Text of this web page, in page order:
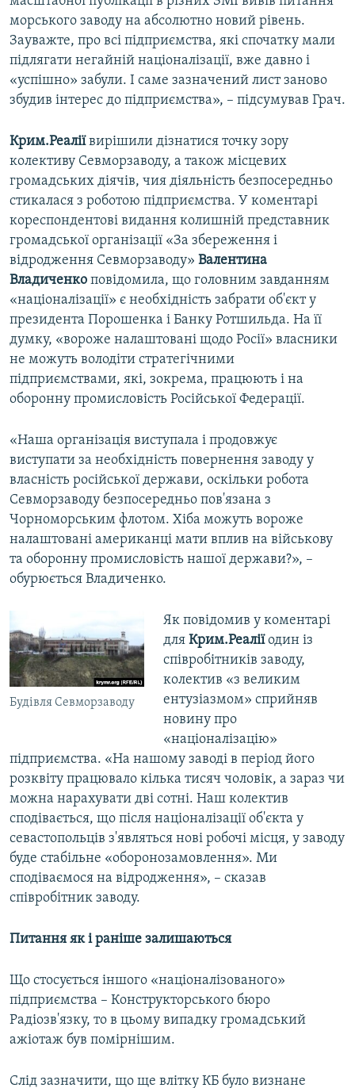
морського заводу на абсолютно новий рівень.
Зауважте, про всі підприємства, які спочатку мали
підлягати негайній націоналізації, вже давно і
«успішно» забули. І саме зазначений лист заново
збудив інтерес до підприємства», – підсумував Грач.
Крим.Реаліївирішили дізнатися точку зору
колективу Севморзаводу, а також місцевих
громадських діячів, чия діяльність безпосередньо
стикалася з роботою підприємства. У коментарі
кореспондентові видання колишній представник
громадської організації «За збереження і
відродження Севморзаводу» Валентина
Владиченко повідомила, що головним завданням
«націоналізації» є необхідність забрати об'єкт у
президента Порошенка і Банку Ротшильда. На її
думку, «вороже налаштовані щодо Росії» власники
не можуть володіти стратегічними
підприємствами, які, зокрема, працюють і на
оборонну промисловість Російської Федерації.
«Наша організація виступала і продовжує
виступати за необхідність повернення заводу у
власність російської держави, оскільки робота
Севморзаводу безпосередньо пов'язана з
Чорноморським флотом. Хіба можуть вороже
налаштовані американці мати вплив на військову
та оборонну промисловість нашої держави?», –
обурюється Владиченко.
Будівля Севморзаводу
Як повідомив у коментарі
дляКрим.Реаліїодин із
співробітників заводу,
колектив «з великим
ентузіазмом» сприйняв
новину про
«націоналізацію»
підприємства. «На нашому заводі в період його
розквіту працювало кілька тисяч чоловік, а зараз чи
можна нарахувати дві сотні. Наш колектив
сподівається, що після націоналізації об'єкта у
севастопольців з'являться нові робочі місця, у заводу
буде стабільне «оборонозамовлення». Ми
сподіваємося на відродження», – сказав
співробітник заводу.
Питання як і раніше залишаються
Що стосується іншого «націоналізованого»
підприємства – Конструкторського бюро
Радіозв'язку, то в цьому випадку громадський
ажіотаж був помірнішим.
Слід зазначити, що ще влітку КБ було визнане